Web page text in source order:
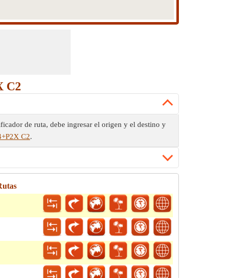
C2
de ruta, debe ingresar el origen y el destino y
C2.